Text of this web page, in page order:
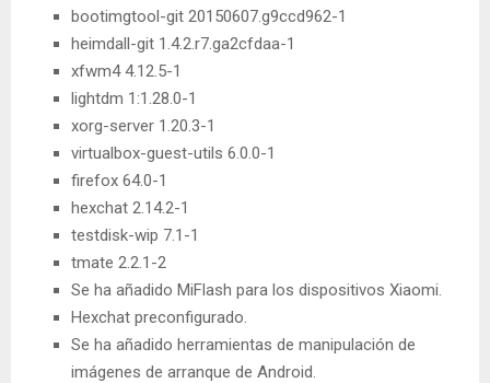
bootimgtool-git 20150607.g9ccd962-1
heimdall-git 1.4.2.r7.ga2cfdaa-1
xfwm4 4.12.5-1
lightdm 1:1.28.0-1
xorg-server 1.20.3-1
virtualbox-guest-utils 6.0.0-1
firefox 64.0-1
hexchat 2.14.2-1
testdisk-wip 7.1-1
tmate 2.2.1-2
Se ha añadido MiFlash para los dispositivos Xiaomi.
Hexchat preconfigurado.
Se ha añadido herramientas de manipulación de
imágenes de arranque de Android.